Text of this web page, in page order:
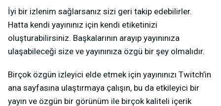
İyi bir izlenim sağlarsanız sizi geri takip edebilirler.
Hatta kendi yayınınız için kendi etiketinizi
oluşturabilirsiniz. Başkalarının arayıp yayınınıza
ulaşabileceği size ve yayınınıza özgü bir şey olmalıdır.
Birçok özgün izleyici elde etmek için yayınınızı Twitch’in
ana sayfasına ulaştırmaya çalışın, bu da etkileyici bir
yayın ve özgün bir görünüm ile birçok kaliteli içerik